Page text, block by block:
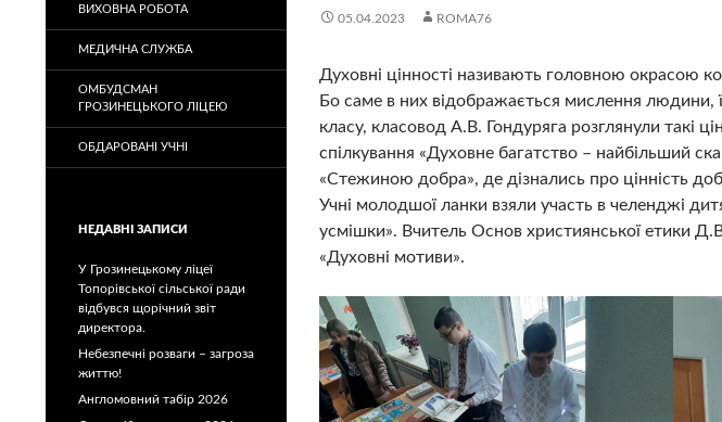
05.04.2023 ROMA76
Духовні цінності називають головною окрасою
Бо саме в них відображається мислення людини,
класу, класовод А.В. Гондуряга розглянули такі
спілкування «Духовне багатство – найбільший
«Стежиною добра», де дізнались про цінність
Учні молодшої ланки взяли участь в челенджі
усмішки». Вчитель Основ християнської етики
«Духовні мотиви».
ВИХОВНА РОБОТА
МЕДИЧНА СЛУЖБА
ОМБУДСМАН
ГРОЗИНЕЦЬКОГО ЛІЦЕЮ
ОБДАРОВАНІ УЧНІ
НЕДАВНІ ЗАПИСИ
У Грозинецькому ліцеї
Топорівської сільської ради
відбувся щорічний звіт
директора.
Небезпечні розваги – загроза
життю!
Англомовний табір 2026